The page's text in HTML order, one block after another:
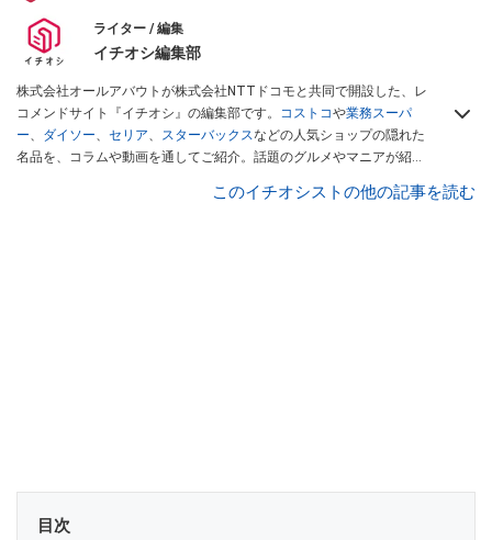
ライター / 編集
イチオシ編集部
株式会社オールアバウトが株式会社NTTドコモと共同で開設した、レ
コメンドサイト『イチオシ』の編集部です。 コストコや業務スーパ
ー、 ダイソー、 セリア、 スターバックスなどの人気ショップの隠れた
名品を、コラムや動画を通してご紹介。話題のグルメやマニアが紹介
インフルエンサーが実際に使用してレビューしています。毎日トレン
このイチオシストの他の記事を読む
目次